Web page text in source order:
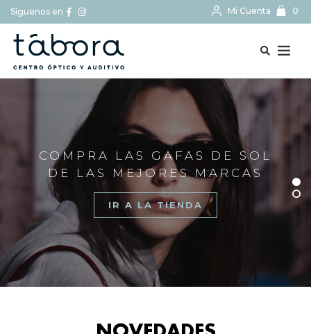
Síguenos en Mi Cuenta 0
COMPRA LAS GAFAS DE SOL
DE LAS MEJORES MARCAS
IR A LA TIENDA